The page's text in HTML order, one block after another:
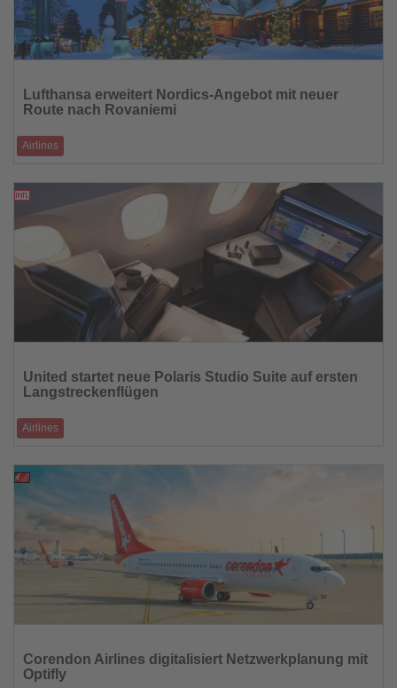
die
Nachrichten
Lufthansa erweitert Nordics-Angebot mit neuer
Route nach Rovaniemi
Airlines
20.03.2026
die
Nachrichten
United startet neue Polaris Studio Suite auf ersten
Langstreckenflügen
Airlines
die
Nachrichten
Corendon Airlines digitalisiert Netzwerkplanung mit
Optifly